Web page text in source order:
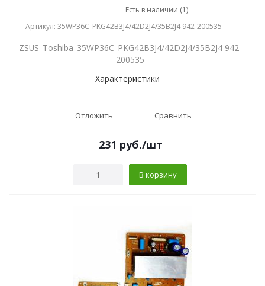
Есть в наличии (1)
Артикул: 35WP36C_PKG42B3J4/42D2J4/35B2J4 942-200535
ZSUS_Toshiba_35WP36C_PKG42B3J4/42D2J4/35B2J4 942-
200535
Характеристики
Отложить Сравнить
231 руб./шт
В корзину